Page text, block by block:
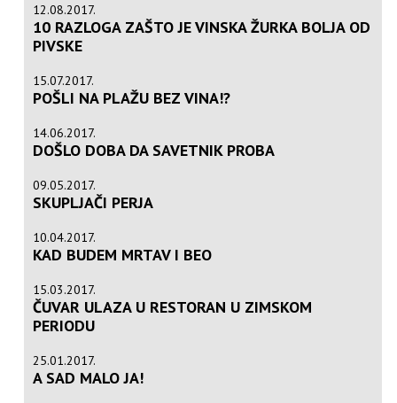
12.08.2017.
10 RAZLOGA ZAŠTO JE VINSKA ŽURKA BOLJA OD
PIVSKE
15.07.2017.
POŠLI NA PLAŽU BEZ VINA!?
14.06.2017.
DOŠLO DOBA DA SAVETNIK PROBA
09.05.2017.
SKUPLJAČI PERJA
10.04.2017.
KAD BUDEM MRTAV I BEO
15.03.2017.
ČUVAR ULAZA U RESTORAN U ZIMSKOM
PERIODU
25.01.2017.
A SAD MALO JA!